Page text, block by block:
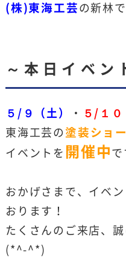
(株)東海工芸 の新林で
～本日イベン
５/９（土） ・ ５/１０
東海工芸の塗装ショ
イベントを 開催中
おかげさまで、イベ
おります！
たくさんのご来店、
(*^-^*)